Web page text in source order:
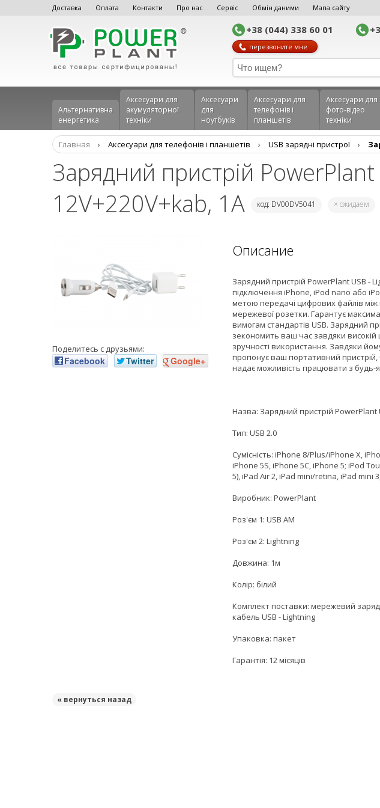
Доставка Оплата Контакти Про нас Сервіс Обмін даними Мапа сайту
+38 (044) 338 60 01
перезвоните мне
Альтернативна
енергетика
Аксесуари для
акумуляторної
техніки
Аксесуари
для
ноутбуків
Аксеcуари для
телефонів і
планшетів
Аксесуари для
фото-відео
техніки
Главная › Аксеcуари для телефонів і планшетів › USB зарядні пристрої ›
Зарядний пристрій
12V+220V+kab, 1A
код: DV00DV5041 × ожидаем
Поделитесь с друзьями:
Facebook Twitter Google+
Описание
Зарядний пристрій PowerPlant USB -
підключення iPhone, iPod nano або
метою передачі цифрових файлів між
мережевої розетки. Гарантує
вимогам стандартів USB. Зарядний
зекономить ваш час завдяки високій
зручності використання. Завдяки
пропонує ваш портативний
надає можливість працювати з
Назва: Зарядний пристрій PowerPlant
Тип: USB 2.0
Сумісність: iPhone 8/Plus/iPhone X,
iPhone 5S, iPhone 5C, iPhone 5; iPod
5), iPad Air 2, iPad mini/retina, iPad mini
Виробник: PowerPlant
Роз'єм 1: USB AM
Роз'єм 2: Lightning
Довжина: 1м
Колір: білий
Комплект поставки: мережевий
кабель USB - Lightning
Упаковка: пакет
Гарантія: 12 місяців
« вернуться назад